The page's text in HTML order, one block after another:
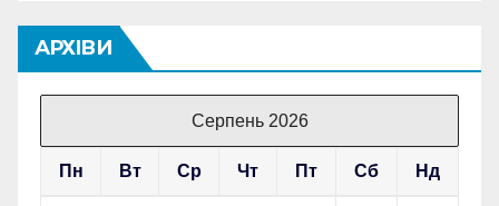
АРХІВИ
Серпень 2026
Пн Вт Ср Чт Пт Сб Нд